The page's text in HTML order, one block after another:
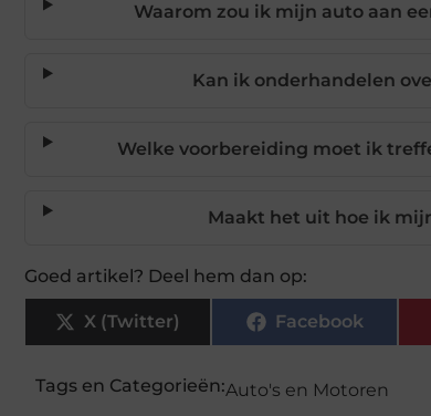
Waarom zou ik mijn auto aan
Kan ik onderhandelen
Welke voorbereiding moet ik
Maakt het uit hoe ik
Goed artikel? Deel hem dan op:
X (Twitter) Facebook
Tags en Categorieën:Auto's en Motoren